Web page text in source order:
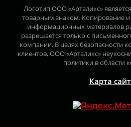
Логотип ООО «Арталикс»
товарным знаком. Копирование
информационных материалов
разрешается только с
компании. В целях безопасности
клиентов, ООО «Арталикс»
политики в области
Карта